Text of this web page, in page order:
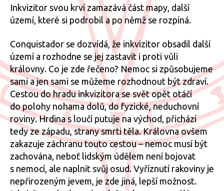
Inkvizitor svou krví zamazává část mapy, další
území, které si podrobil a po němž se rozpíná.
Conquistador se dozvídá, že inkvizitor obsadil další
území a rozhodne se jej zastavit i proti vůli
královny. Co je zde řečeno? Nemoc si způsobujeme
sami a jen sami se můžeme rozhodnout být zdraví.
Cestou do hradu inkvizitora se svět opět otáčí
do polohy nohama dolů, do fyzické, neduchovní
roviny. Hrdina s loučí putuje na východ, přichází
tedy ze západu, strany smrti těla. Královna ovšem
zakazuje záchranu touto cestou – nemoc musí být
zachována, neboť lidským údělem není bojovat
s nemocí, ale naplnit svůj osud. Vyříznutí rakoviny je
nepřirozeným jevem, je zde jiná, lepší možnost.